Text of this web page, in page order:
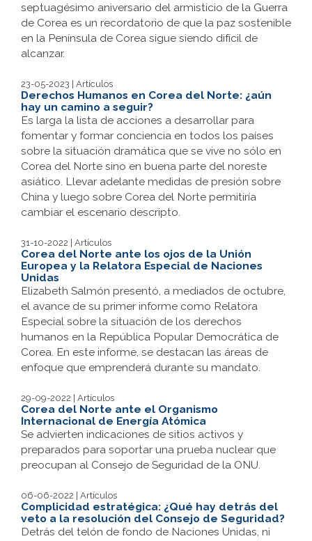
septuagésimo aniversario del armisticio de la Guerra
de Corea es un recordatorio de que la paz sostenible
en la Península de Corea sigue siendo difícil de
alcanzar.
23-05-2023 | Artículos
Derechos Humanos en Corea del Norte: ¿aún
hay un camino a seguir?
Es larga la lista de acciones a desarrollar para
fomentar y formar conciencia en todos los países
sobre la situación dramática que se vive no sólo en
Corea del Norte sino en buena parte del noreste
asiático. Llevar adelante medidas de presión sobre
China y luego sobre Corea del Norte permitiría
cambiar el escenario descripto.
31-10-2022 | Artículos
Corea del Norte ante los ojos de la Unión
Europea y la Relatora Especial de Naciones
Unidas
Elizabeth Salmón presentó, a mediados de octubre,
el avance de su primer informe como Relatora
Especial sobre la situación de los derechos
humanos en la República Popular Democrática de
Corea. En este informe, se destacan las áreas de
enfoque que emprenderá durante su mandato.
29-09-2022 | Artículos
Corea del Norte ante el Organismo
Internacional de Energía Atómica
Se advierten indicaciones de sitios activos y
preparados para soportar una prueba nuclear que
preocupan al Consejo de Seguridad de la ONU.
06-06-2022 | Artículos
Complicidad estratégica: ¿Qué hay detrás del
veto a la resolución del Consejo de Seguridad?
Detrás del telón de fondo de Naciones Unidas, ni